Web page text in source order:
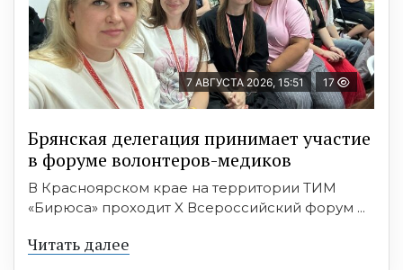
7 АВГУСТА 2026, 15:51 17
Брянская делегация принимает участие
в форуме волонтеров-медиков
В Красноярском крае на территории ТИМ
«Бирюса» проходит X Всероссийский форум ...
Читать далее